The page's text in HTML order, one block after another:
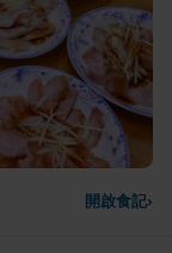
開啟食記›